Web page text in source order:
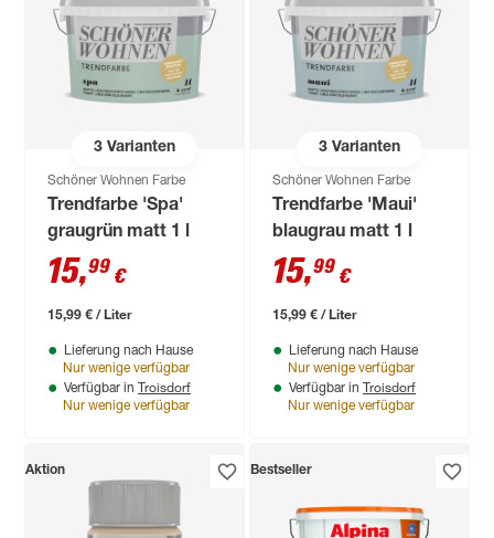
3Varianten
Schöner Wohnen Farbe
Trendfarbe 'Spa'
graugrün matt 1 l
15,99 €
15,99 € / Liter
Lieferung nach Hause
Nur wenige verfügbar
Verfügbar in Troisdorf
Nur wenige verfügbar
3Varianten
Schöner Wohnen Farbe
Trendfarbe 'Maui'
blaugrau matt 1 l
15,99 €
15,99 € / Liter
Lieferung nach Hause
Nur wenige verfügbar
Verfügbar in Troisdorf
Nur wenige verfügbar
Aktion Bestseller